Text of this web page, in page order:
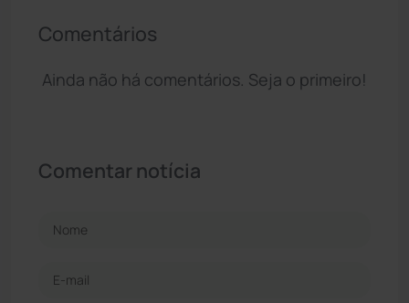
Comentários
Ainda não há comentários. Seja o primeiro!
Comentar notícia